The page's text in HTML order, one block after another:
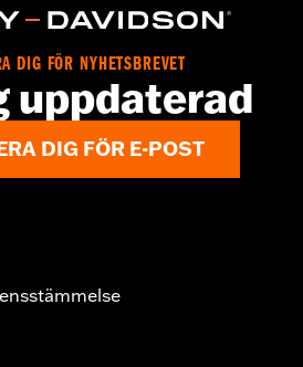
adhesive trim, screws
warranty – Go towww.h-
DIG FÖR NYHETSBREVET
uppdaterad
DIG FÖR E-POST